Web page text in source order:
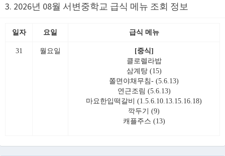
3. 2026년 08월 서변중학교 급식 메뉴 조회 정보
일자 요일 급식 메뉴
31 월요일
[중식]
클로렐라밥
삼계탕 (15)
쫄면야채무침- (5.6.13)
연근조림 (5.6.13)
마요한입떡갈비 (1.5.6.10.13.15.16.18)
깍두기 (9)
캐플주스 (13)